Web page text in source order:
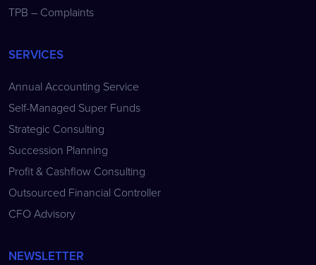
TPB – Complaints
SERVICES
Annual Accounting Service
Self-Managed Super Funds
Strategic Consulting
Succession Planning
Profit & Cashflow Consulting
Outsourced Financial Controller
CFO Advisory
NEWSLETTER